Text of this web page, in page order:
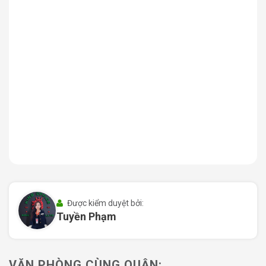
Không chỉ mạnh về giao thông, vị trí của Neom Space
còn được bao bọc bởi một cộng đồng doanh nghiệp văn
minh và năng động. Tại đây, sự hiện diện của các tòa
Được kiểm duyệt bởi:
Tuyền Phạm